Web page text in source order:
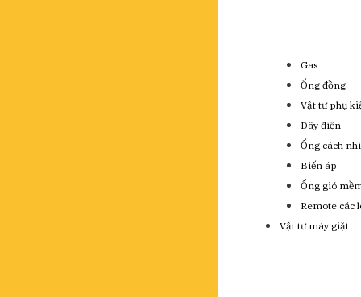
Gas
Ống đồng
Vật tư phụ
Dây điện
Ống cách
Biến áp
Ống gió
Remote các
Vật tư máy giặt